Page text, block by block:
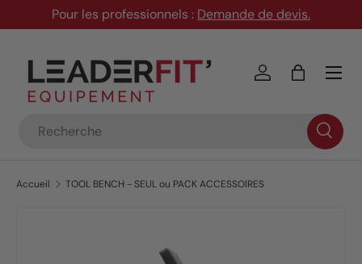
Aller au contenu
Pour les professionnels : Demande de devis.
Se connecter
Panier
Menu
Accueil TOOL BENCH - SEUL ou PACK ACCESSOIRES